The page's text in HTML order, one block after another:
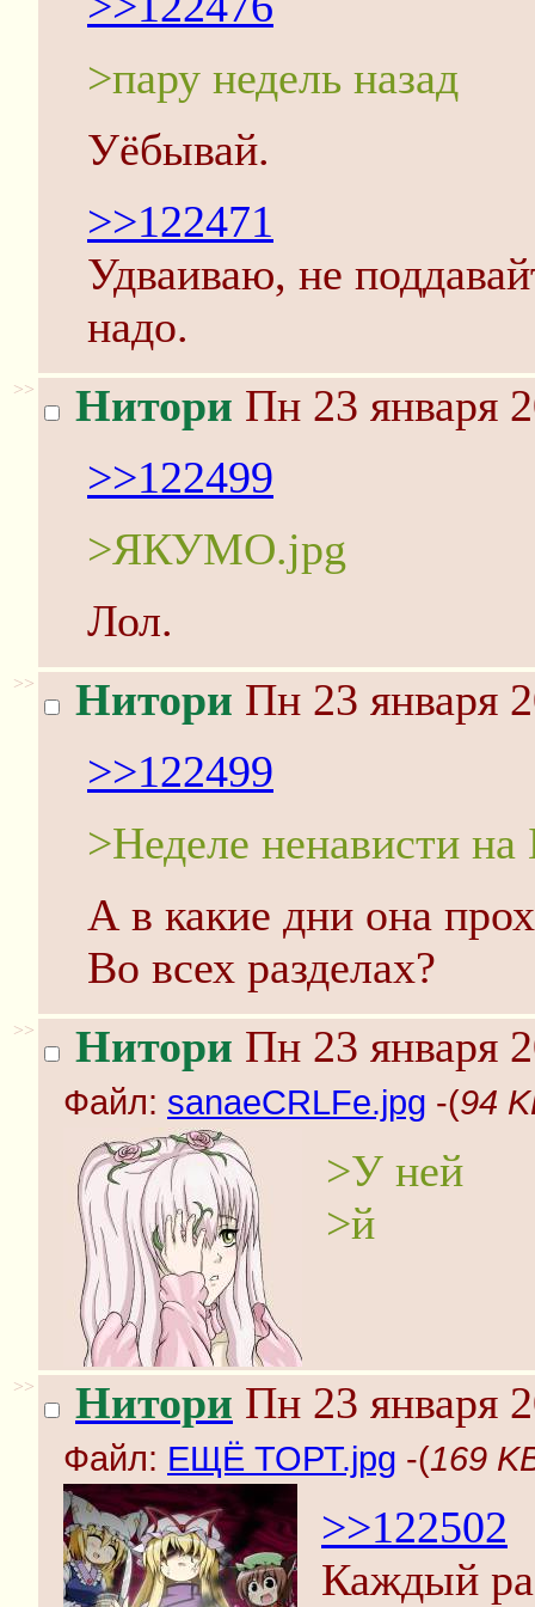
>пару недель назад
Уёбывай.
>>122471
Удваиваю, не
надо.
>> Нитори Пн 23 января
>>122499
>ЯКУМО.jpg
Лол.
>> Нитори Пн 23 января
>>122499
>Неделе ненависти
А в какие дни она
Во всех разделах?
>> Нитори Пн 23 января
Файл: sanaeCRLFe.jpg -(94
>У ней
>й
>> Нитори Пн 23 января
Файл: ЕЩЁ ТОРТ.jpg -(169
>>122502
Каждый